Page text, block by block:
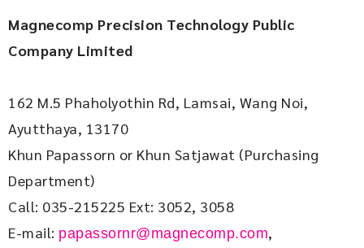
Magnecomp Precision Technology Public
Company Limited
162 M.5 Phaholyothin Rd, Lamsai, Wang Noi,
Ayutthaya, 13170
Khun Papassorn or Khun Satjawat (Purchasing
Department)
Call: 035-215225 Ext: 3052, 3058
E-mail: papassornr@magnecomp.com,